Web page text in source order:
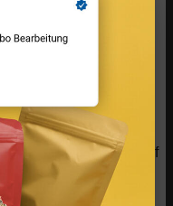
einige Ihrer
dass das Blockieren
auf Ihre Erfahrung
haben kann, die
um Ihnen die auf
und Funktionen zur